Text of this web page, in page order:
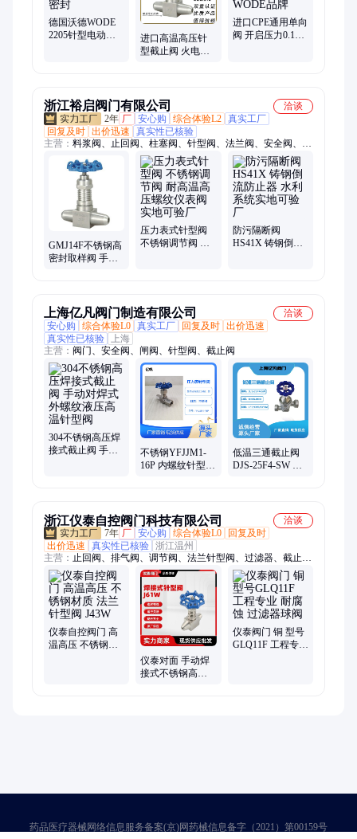
德国沃德WODE
2205针型电动调
进口高温高压针
型截止阀 火电热
进口CPE通用单向
阀 开启压力0.1Bar
浙江裕启阀门有限公司
洽谈
2年 厂 安心购 综合体验L2 真实工厂
回复及时 出价迅速
真实性已核验
主营： 料浆阀、止回阀、柱塞阀、针型阀、法兰阀、安全阀、过
滤器、排泥阀、排气阀、减压阀、阻火器、隔膜阀、硬密封球
阀、调节球阀、对夹蝶阀、V型球阀、偏心半球阀、刀闸阀、Y
型料浆阀、角式截止阀、电磁铁、衬氟安全阀、双向钢闸阀、衬
氟微阻缓闭止回阀、衬氟取样阀
GMJ14F不锈钢高
密封取样阀 手动
压力表式针型阀
不锈钢调节阀 耐
防污隔断阀
HS41X 铸钢倒流
上海亿凡阀门制造有限公司
洽谈
安心购
综合体验L0 真实工厂 回复及时 出价迅速
真实性已核验
上海
主营： 阀门、安全阀、闸阀、针型阀、截止阀
304不锈钢高压焊
接式截止阀 手动
不锈钢YFJJM1-
16P 内螺纹针型阀
低温三通截止阀
DJS-25F4-SW 亿
浙江仪泰自控阀门科技有限公司
洽谈
7年 厂 安心购 综合体验L0
回复及时
出价迅速
真实性已核验 浙江温州
主营： 止回阀、排气阀、调节阀、法兰针型阀、过滤器、截止
阀、安全阀、减压阀、排泥阀、放料阀、保温球阀、法兰球阀、
衬胶闸阀、衬氟阀门、隔膜阀、梭阀、呼吸阀、阻火器、闸阀、
水力控制阀、蝶阀、电磁阀、旋塞阀、刀闸阀、视镜、疏水阀
仪泰自控阀门 高
温高压 不锈钢材
仪泰对面 手动焊
接式不锈钢高压
仪泰阀门 铜 型号
GLQ11F 工程专业
药品医疗器械网络信息服务备案(京)网药械信息备字（2021）第00159号